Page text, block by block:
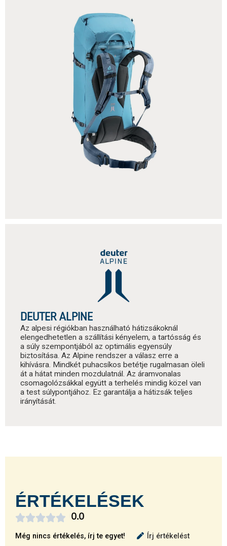
DEUTER ALPINE
Az alpesi régiókban használható hátizsákoknál
elengedhetetlen a szállítási kényelem, a tartósság és
a súly szempontjából az optimális egyensúly
biztosítása. Az Alpine rendszer a válasz erre a
kihívásra. Mindkét puhacsíkos betétje rugalmasan öleli
át a hátat minden mozdulatnál. Az áramvonalas
csomagolózsákkal együtt a terhelés mindig közel van
a test súlypontjához. Ez garantálja a hátizsák teljes
irányítását.
ÉRTÉKELÉSEK
0.0

Még nincs értékelés, írj te egyet! Írj értékelést